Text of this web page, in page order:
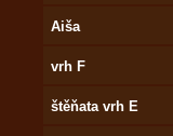
Aiša
vrh F
štěňata vrh E